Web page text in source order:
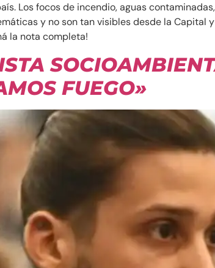
Los focos de incendio, aguas
y no son tan visibles desde la Capital
la nota completa!
FUEGO»